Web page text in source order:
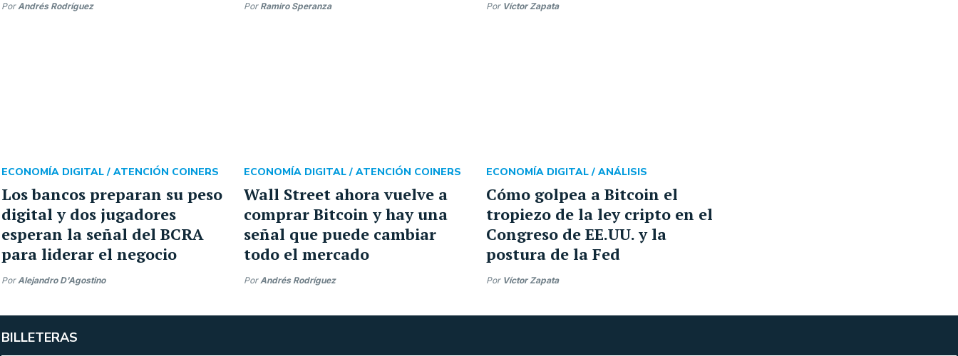
PorAndrés Rodríguez Por Ramiro Speranza Por Víctor Zapata
Los bancos preparan su peso
digital y dos jugadores
esperan la señal del BCRA
para liderar el negocio
ECONOMÍA DIGITAL / ATENCIÓN COINERS
PorAlejandro D'Agostino
Wall Street ahora vuelve a
comprar Bitcoin y hay una
señal que puede cambiar
todo el mercado
ECONOMÍA DIGITAL / ATENCIÓN COINERS
PorAndrés Rodríguez
Cómo golpea a Bitcoin el
tropiezo de la ley cripto en el
Congreso de EE.UU. y la
postura de la Fed
ECONOMÍA DIGITAL / ANÁLISIS
Por Víctor Zapata
BILLETERAS